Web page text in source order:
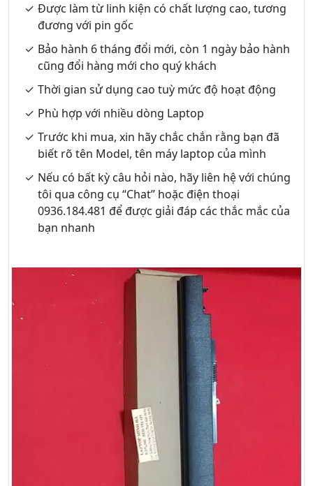
Được làm từ linh kiện có chất lượng cao, tương
đương với pin gốc
Bảo hành 6 tháng đổi mới, còn 1 ngày bảo hành
cũng đổi hàng mới cho quý khách
Thời gian sử dụng cao tuỳ mức độ hoạt động
Phù hợp với nhiều dòng Laptop
Trước khi mua, xin hãy chắc chắn rằng bạn đã
biết rõ tên Model, tên máy laptop của mình
Nếu có bất kỳ câu hỏi nào, hãy liên hệ với chúng
tôi qua công cụ “Chat” hoặc điện thoại
0936.184.481 để được giải đáp các thắc mắc của
bạn nhanh